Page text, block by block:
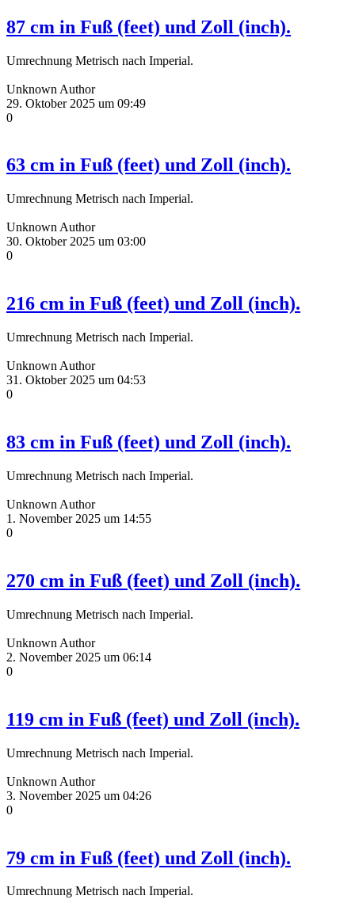
87 cm in Fuß (feet) und Zoll (inch).
Umrechnung Metrisch nach Imperial.
Unknown Author
29. Oktober 2025 um 09:49
0
63 cm in Fuß (feet) und Zoll (inch).
Umrechnung Metrisch nach Imperial.
Unknown Author
30. Oktober 2025 um 03:00
0
216 cm in Fuß (feet) und Zoll (inch).
Umrechnung Metrisch nach Imperial.
Unknown Author
31. Oktober 2025 um 04:53
0
83 cm in Fuß (feet) und Zoll (inch).
Umrechnung Metrisch nach Imperial.
Unknown Author
1. November 2025 um 14:55
0
270 cm in Fuß (feet) und Zoll (inch).
Umrechnung Metrisch nach Imperial.
Unknown Author
2. November 2025 um 06:14
0
119 cm in Fuß (feet) und Zoll (inch).
Umrechnung Metrisch nach Imperial.
Unknown Author
3. November 2025 um 04:26
0
79 cm in Fuß (feet) und Zoll (inch).
Umrechnung Metrisch nach Imperial.